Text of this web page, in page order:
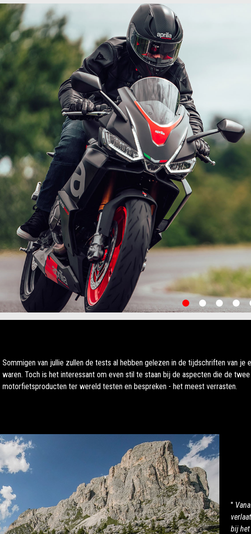
item
item
item
Sommigen van jullie zullen de tests al hebben gelezen in de tijdschriften van
waren. Toch is het interessant om even stil te staan bij de aspecten die de
motorfietsproducten ter wereld testen en bespreken - het meest verrasten.
"
bij